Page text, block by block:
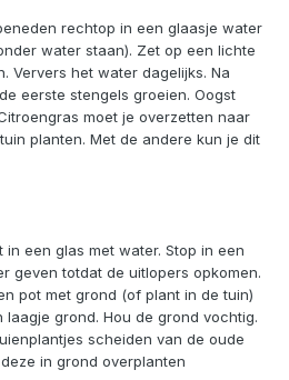
rechtop in een glaasje water
water staan). Zet op een lichte
Ververs het water dagelijks. Na
eerste stengels groeien. Oogst
moet je overzetten naar
planten. Met de andere kun je dit
een glas met water. Stop in een
geven totdat de uitlopers opkomen.
pot met grond (of plant in de tuin)
grond. Hou de grond vochtig.
scheiden van de oude
in grond overplanten